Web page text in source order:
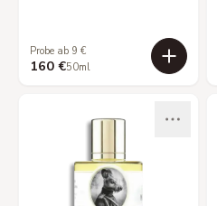
Probe ab 9 €
160 €50ml